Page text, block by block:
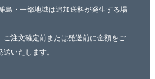
島・一部地域は追加送料が発生する場
ご注文確定前または発送前に金額をご
いたします。